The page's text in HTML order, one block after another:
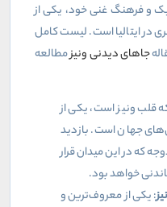
و فرهنگ غنی خود، یکی از
در ایتالیا است. لیست کامل
جاهای دیدنی ونیزمطالعه
قلب ونیز است، یکی از
جهان است. بازدید
که در این میدان قرار
خواهد بود.
: یکی از معروف‌ترین و